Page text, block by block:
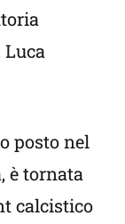
Luca
posto nel
è tornata
calcistico